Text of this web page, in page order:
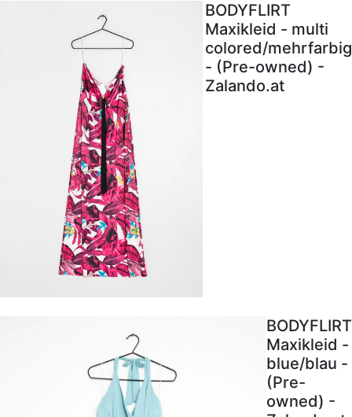
BODYFLIRT
Maxikleid - multi
colored/mehrfarbig
- (Pre-owned) -
Zalando.at
BODYFLIRT
Maxikleid -
blue/blau -
(Pre-
owned) -